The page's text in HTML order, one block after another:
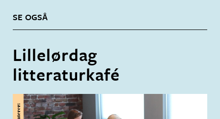
SE OGSÅ
Lillelørdag
litteraturkafé